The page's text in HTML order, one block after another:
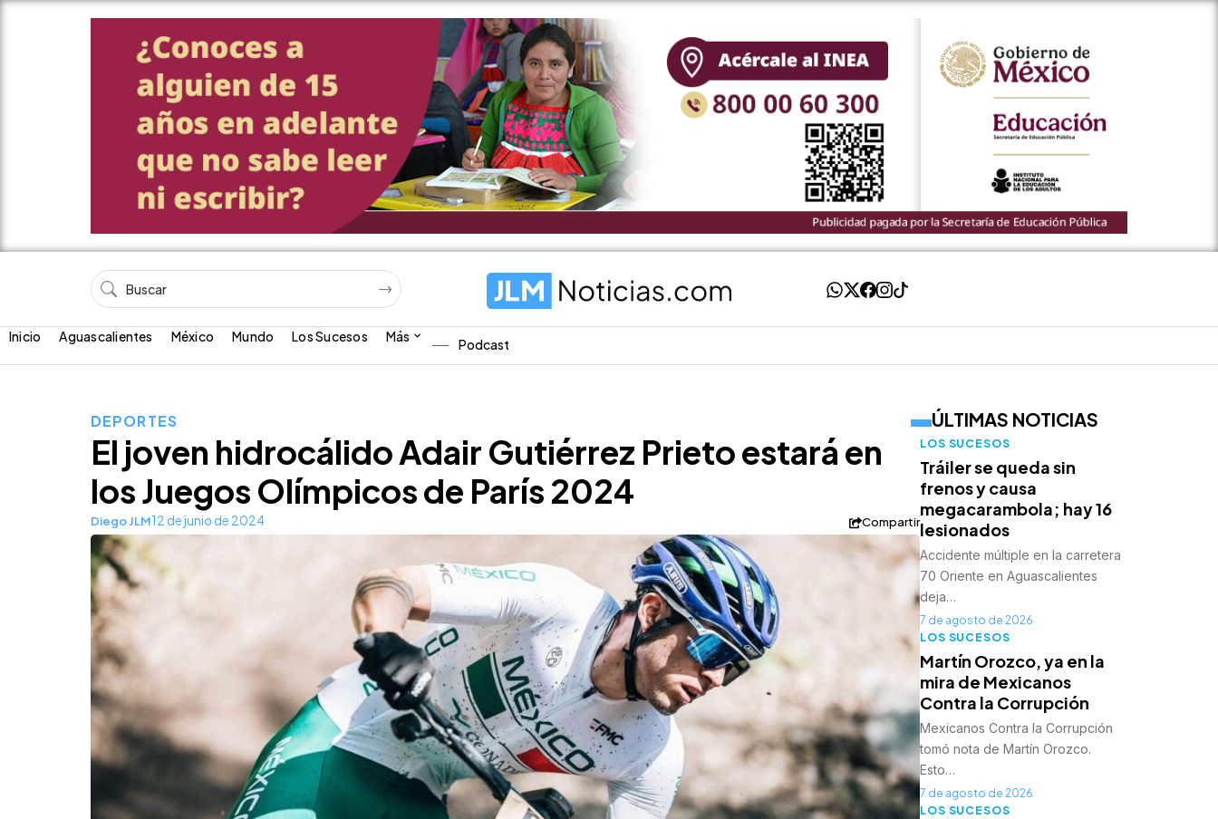
Inicio Aguascalientes México Mundo Los Sucesos Más Podcast
DEPORTES
El joven hidrocálido Adair Gutiérrez Prieto estará en
los Juegos Olímpicos de París 2024
Diego JLM12 de junio de 2024 Compartir
ÚLTIMAS NOTICIAS
LOS SUCESOS
Tráiler se queda sin
frenos y causa
megacarambola; hay 16
lesionados
Accidente múltiple en la carretera
70 Oriente en Aguascalientes
deja…
7 de agosto de 2026
LOS SUCESOS
Martín Orozco, ya en la
mira de Mexicanos
Contra la Corrupción
Mexicanos Contra la Corrupción
tomó nota de Martín Orozco.
Esto…
7 de agosto de 2026
LOS SUCESOS